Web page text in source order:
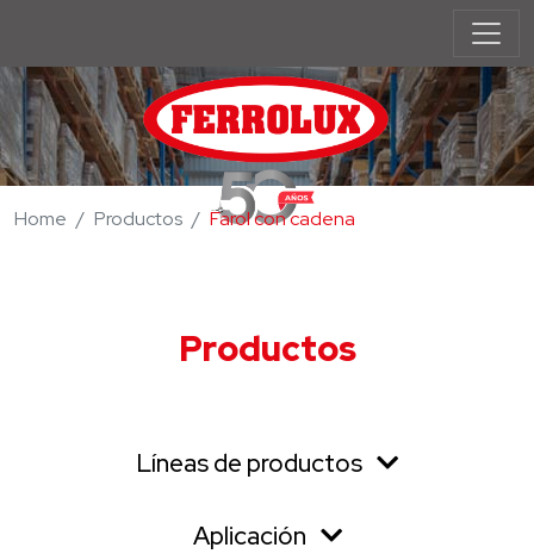
Home Productos Farol con cadena
Productos
Líneas de productos
Aplicación